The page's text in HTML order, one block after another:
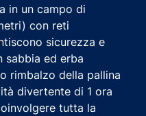
in un campo di
con reti
sicurezza e
sabbia ed erba
rimbalzo della pallina
divertente di 1 ora
tutta la